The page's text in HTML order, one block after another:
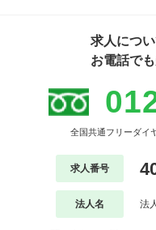
求人につ
お電話で
全国共通フリーダイ
求人番号
法人名 法